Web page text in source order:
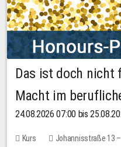
Das ist doch nicht
Macht im
24.08.2026 07:00 bis
Kurs
Johannisstraße 13